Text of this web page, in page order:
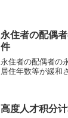
收取。
永住者の配偶
件
永住者の配偶者の
居住年数等が緩和
高度人才积分